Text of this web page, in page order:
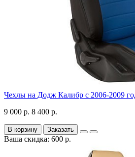
Чехлы на Додж Калибр с 2006-2009
9 000 р. 8 400 р.
В корзину Заказать
Ваша скидка: 600 р.